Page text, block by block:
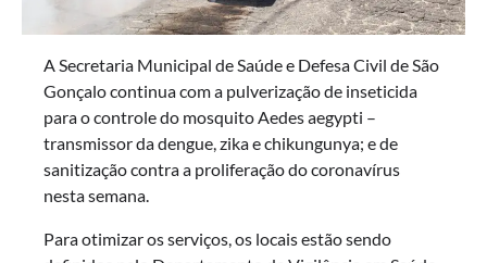
A Secretaria Municipal de Saúde e Defesa Civil de São
Gonçalo continua com a pulverização de inseticida
para o controle do mosquito Aedes aegypti –
transmissor da dengue, zika e chikungunya; e de
sanitização contra a proliferação do coronavírus
nesta semana.
Para otimizar os serviços, os locais estão sendo